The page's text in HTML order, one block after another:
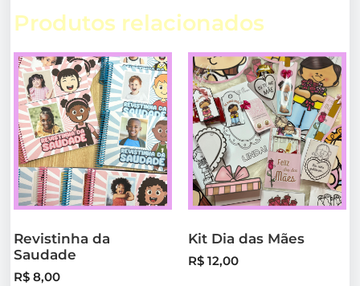
Produtos relacionados
Revistinha da
Saudade
R$ 8,00
Kit Dia das Mães
R$ 12,00